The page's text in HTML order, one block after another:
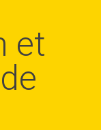
et